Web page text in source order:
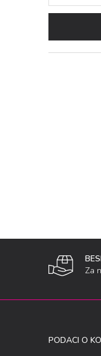
Za
PODACI O